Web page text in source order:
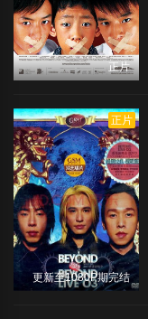
正片
正片
更新至1080P期完结